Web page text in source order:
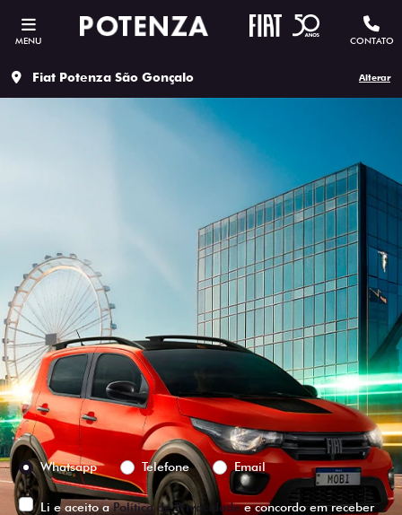
MENU CONTATO
Fiat Potenza São Gonçalo Alterar
ESTOU INTERESSADO
Versão escolhida
Preferência de contato:
Whatsapp
Telefone Email
Li e aceito aPolítica de Privacidadee concordo em receber